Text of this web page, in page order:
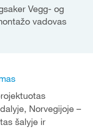
Vegg- og
vadovas
Norvegijoje –
šalyje ir